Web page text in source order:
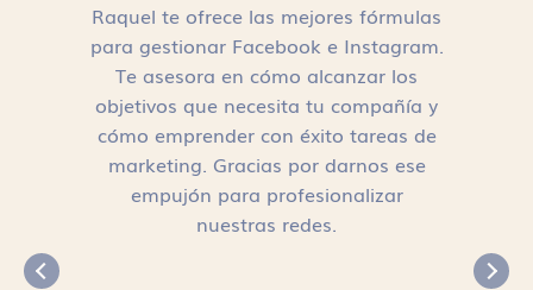
Raquel te ofrece las mejores fórmulas
para gestionar Facebook e Instagram.
Te asesora en cómo alcanzar los
objetivos que necesita tu compañía y
cómo emprender con éxito tareas de
marketing. Gracias por darnos ese
empujón para profesionalizar
nuestras redes.